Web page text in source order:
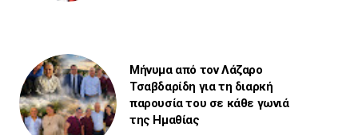
Μήνυμα από τον Λάζαρο
Τσαβδαρίδη για τη διαρκή
παρουσία του σε κάθε γωνιά
της Ημαθίας